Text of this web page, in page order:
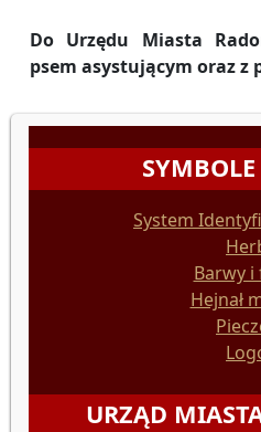
Do Urzędu Miasta
psem asystującym oraz z
System
Barwy i
Hejnał
URZĄD